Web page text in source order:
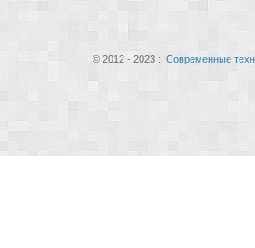
© 2012 - 2023 :: Современные